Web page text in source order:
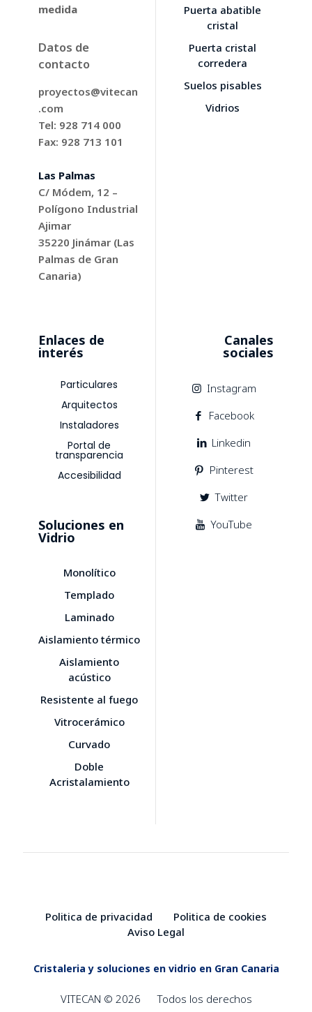
medida
Datos de
contacto
proyectos@vitecan
.com
Tel: 928 714 000
Fax: 928 713 101
Las Palmas
C/ Módem, 12 –
Polígono Industrial
Ajimar
35220 Jinámar (Las
Palmas de Gran
Canaria)
Puerta abatible
cristal
Puerta cristal
corredera
Suelos pisables
Vidrios
Enlaces de
interés
Particulares
Arquitectos
Instaladores
Portal de
transparencia
Accesibilidad
Soluciones en
Vidrio
Monolítico
Templado
Laminado
Aislamiento térmico
Aislamiento
acústico
Resistente al fuego
Vitrocerámico
Curvado
Doble
Acristalamiento
Canales
sociales
Instagram
Facebook
Linkedin
Pinterest
Twitter
YouTube
Politica de privacidad
Politica de cookies
Aviso Legal
Cristaleria y soluciones en vidrio en Gran Canaria
VITECAN © 2026
Todos los derechos